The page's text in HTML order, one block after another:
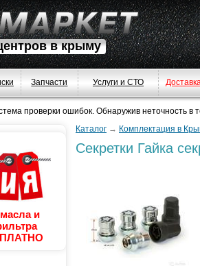
в крыму
Запчасти Услуги и СТО
проверки ошибок. Обнаружив неточность в
и
Каталог → Комплектация в
Секретки Гайка